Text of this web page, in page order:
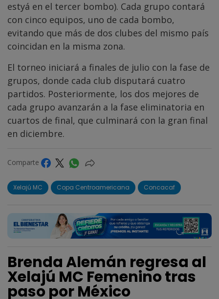
estyá en el tercer bombo). Cada grupo contará
con cinco equipos, uno de cada bombo,
evitando que más de dos clubes del mismo país
coincidan en la misma zona.
El torneo iniciará a finales de julio con la fase de
grupos, donde cada club disputará cuatro
partidos. Posteriormente, los dos mejores de
cada grupo avanzarán a la fase eliminatoria en
cuartos de final, que culminará con la gran final
en diciembre.
Comparte
Xelajú MC Copa Centroamericana Concacaf
Brenda Alemán regresa al
Xelajú MC Femenino tras
paso por México